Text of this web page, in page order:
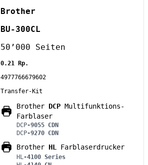
Brother
BU-300CL
50’000 Seiten
0.21 Rp.
4977766679602
Transfer-Kit
Brother DCP Multifunktions-
Farblaser
DCP-9055 CDN
DCP-9270 CDN
Brother HL Farblaserdrucker
HL-4100 Series